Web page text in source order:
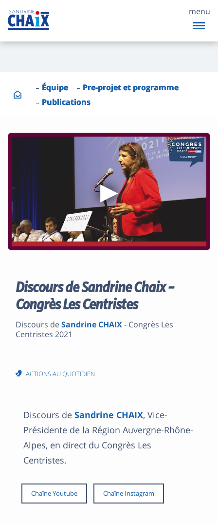
menu
Équipe
Pre-projet et programme
Publications
▶
Discours de Sandrine Chaix –
Congrès Les Centristes
Discours deSandrine CHAIX- Congrès Les
Centristes 2021
ACTIONS AU QUOTIDIEN
Discours de Sandrine CHAIX, Vice-
Présidente de la Région Auvergne-Rhône-
Alpes, en direct du Congrès Les
Centristes.
Chaîne Youtube Chaîne Instagram